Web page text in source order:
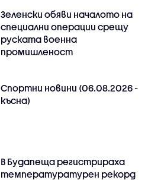
Зеленски обяви началото на
специални операции срещу
руската военна
промишленост
Спортни новини (06.08.2026 -
късна)
В Будапеща регистрираха
температуратурен рекорд